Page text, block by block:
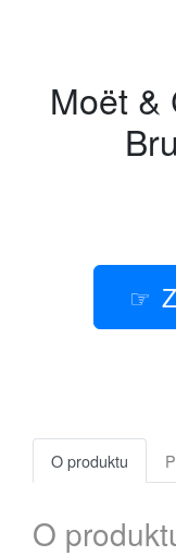
Moët &
O produktu
O